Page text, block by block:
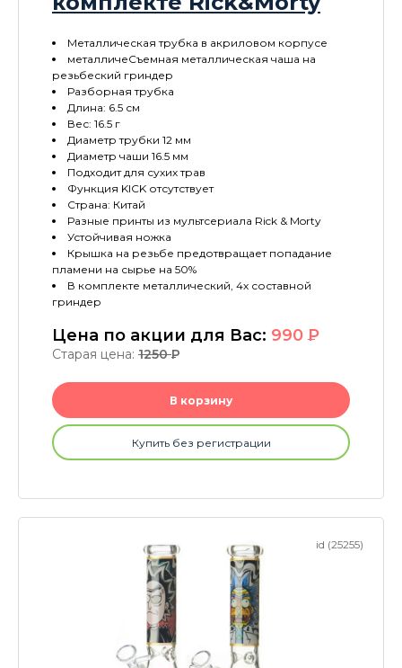
Металлическая трубка в акриловом корпусе
металличеСъемная металлическая чаша на
резьбеский гриндер
Разборная трубка
Длина: 6.5 см
Вес: 16.5 г
Диаметр трубки 12 мм
Диаметр чаши 16.5 мм
Подходит для сухих трав
Функция KICK отсутствует
Страна: Китай
Разные принты из мультсериала Rick & Morty
Устойчивая ножка
Крышка на резьбе предотвращает попадание
пламени на сырье на 50%
В комплекте металлический, 4х составной
гриндер
Цена по акции для Вас: 990 P
Старая цена: 1250P
В корзину
Купить без регистрации
id (25255)